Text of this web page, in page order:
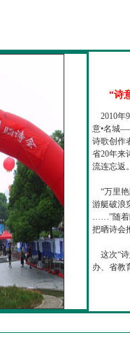
“诗
2010年
意•名城
诗歌创作
省20年来
流连忘返
“万里艳
游艇破浪
……”随着
把晒诗会
这次“诗
办、省教